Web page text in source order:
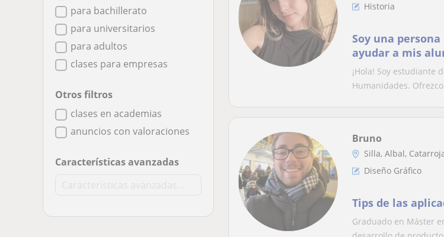
para bachillerato
para universitarios
para adultos
clases para empresas
Otros filtros
clases en academias
anuncios con valoraciones
Características avanzadas
Historia
Soy una
ayudar a mis
cualquier tipo
¡Hola! Soy estudiante
Humanidades.
Bruno
Silla, Albal,
Diseño Gráfico
Tips de las
Graduado en Máster